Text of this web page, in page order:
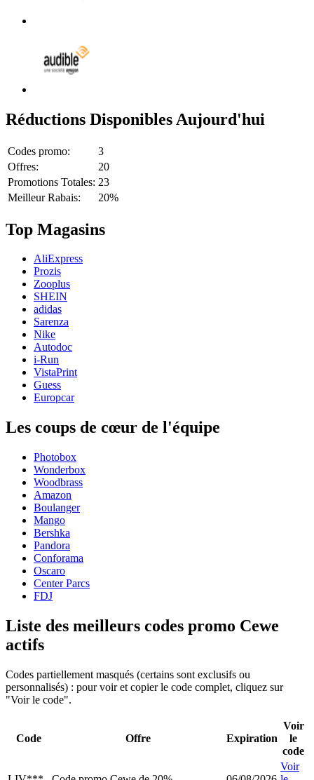
Réductions Disponibles Aujourd'hui
Codes promo:
3
Offres:
20
Promotions Totales: 23
Meilleur Rabais:
20%
Top Magasins
AliExpress
Prozis
Zooplus
SHEIN
adidas
Sarenza
Nike
Autodoc
i-Run
VistaPrint
Guess
Europcar
Les coups de cœur de l'équipe
Photobox
Wonderbox
Woodbrass
Amazon
Boulanger
Mango
Bershka
Pandora
Conforama
Oscaro
Center Parcs
FDJ
Liste des meilleurs codes promo Cewe
actifs
Codes partiellement masqués (certains sont exclusifs ou
personnalisés) : pour voir et copier le code complet, cliquez sur
"Voir le code".
Code Offre Expiration
Voir
le
code
Voir